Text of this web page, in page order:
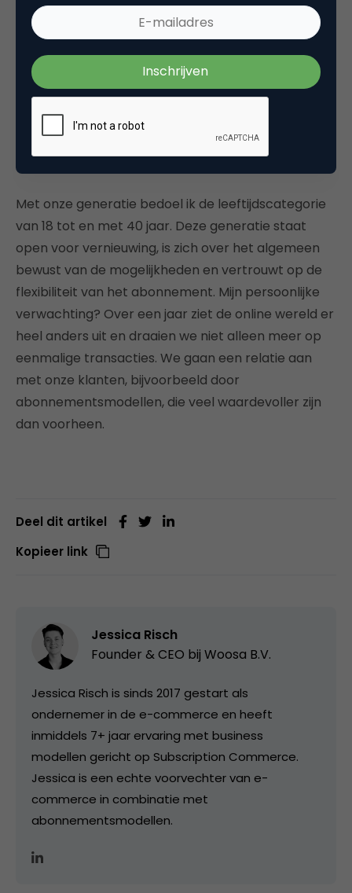
subscription e-commerce draagt bij aan deze
behoefte. Los van de behoefte van ondernemers,
laat ook de consument onbewust merken dat zij
klaar is voor de volgende stap. De tijd dat wij vol
trots een auto kochten na jarenlang sparen is
geweest, onze generatie neemt een abonnement!
Toegang wordt in steeds meer gevallen
belangrijker dan bezit.
Met onze generatie bedoel ik de leeftijdscategorie
van 18 tot en met 40 jaar. Deze generatie staat
open voor vernieuwing, is zich over het algemeen
bewust van de mogelijkheden en vertrouwt op de
flexibiliteit van het abonnement. Mijn persoonlijke
verwachting? Over een jaar ziet de online wereld er
heel anders uit en draaien we niet alleen meer op
eenmalige transacties. We gaan een relatie aan
met onze klanten, bijvoorbeeld door
abonnementsmodellen, die veel waardevoller zijn
dan voorheen.
Deel dit artikel
Kopieer link
Jessica Risch
Founder & CEO bij Woosa B.V.
Jessica Risch is sinds 2017 gestart als
ondernemer in de e-commerce en heeft
inmiddels 7+ jaar ervaring met business
modellen gericht op Subscription Commerce.
Jessica is een echte voorvechter van e-
commerce in combinatie met
abonnementsmodellen.